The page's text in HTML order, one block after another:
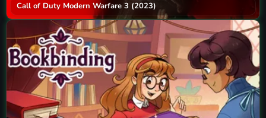
Call of Duty Modern Warfare 3 (2023)